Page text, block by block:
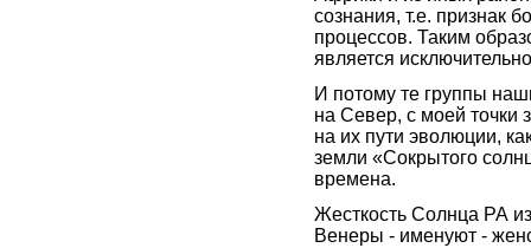
сознания, т.е. признак
процессов. Таким
является
И потому те группы
на Север, с моей точки
на их пути эволюции,
земли «Сокрытого
времена.
Жесткость Солнца РА
Венеры - именуют -